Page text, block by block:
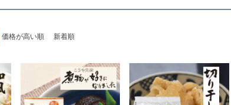
価格が高い順 新着順